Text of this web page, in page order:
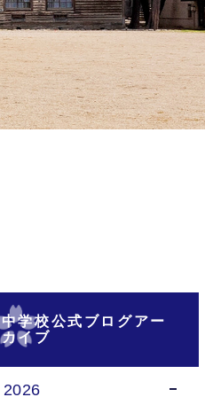
中学校公式ブログアー
カイブ
2026